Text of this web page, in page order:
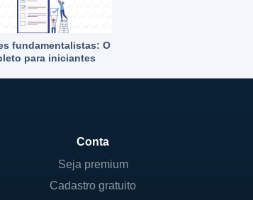
fundamentalistas: O
para iniciantes
Conta
Seja premium
Cadastro gratuito